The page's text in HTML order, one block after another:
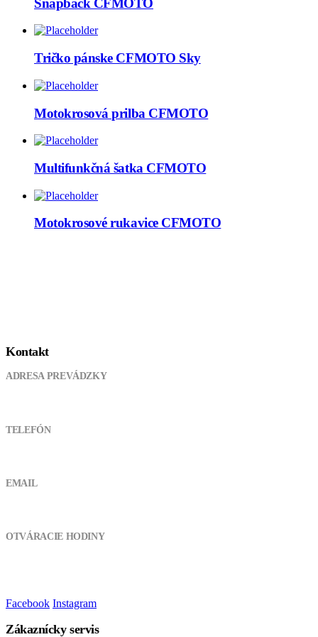
Tričko pánske CFMOTO Sky
Motokrosová prilba CFMOTO
Multifunkčná šatka CFMOTO
Motokrosové rukavice CFMOTO
Kontakt
ADRESA PREVÁDZKY
TELEFÓN
EMAIL
OTVÁRACIE HODINY
Facebook Instagram
Zákaznícky servis